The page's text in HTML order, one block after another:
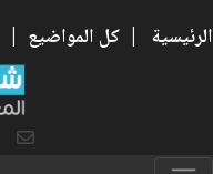
الرئيسية | كل المواضيع |